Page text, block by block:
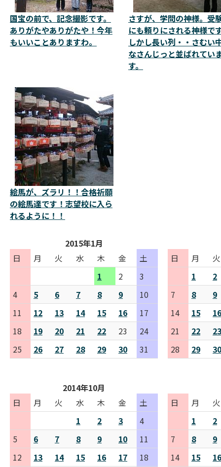
国宝の前で、記念撮影です。
ありがたやありがたや！今年
もいいことありますわ。
さすが、学問の神様。受
にも頼りにされる神様で
しかし長い列・・さむい
なさんじっと並ばれてい
す。
絵馬が、ズラリ！！合格祈願
の絵馬達です！志望校に入ら
れるように！！
2015年1月
日
月 火 水 木 金
土
1
2
3
4
5 6 7 8 9
10
11
12 13 14 15 16
17
18
19 20 21 22 23
24
25
26 27 28 29 30 31
日
月
火
1
2
7
8
9
14
15
16
21
22
23
28
29 30
2014年10月
日
月 火 水 木 金
土
1
2 3
4
5
6 7 8 9 10
11
12
13 14 15 16 17 18
日 月
火
1
2
7
8
9
14
15 16